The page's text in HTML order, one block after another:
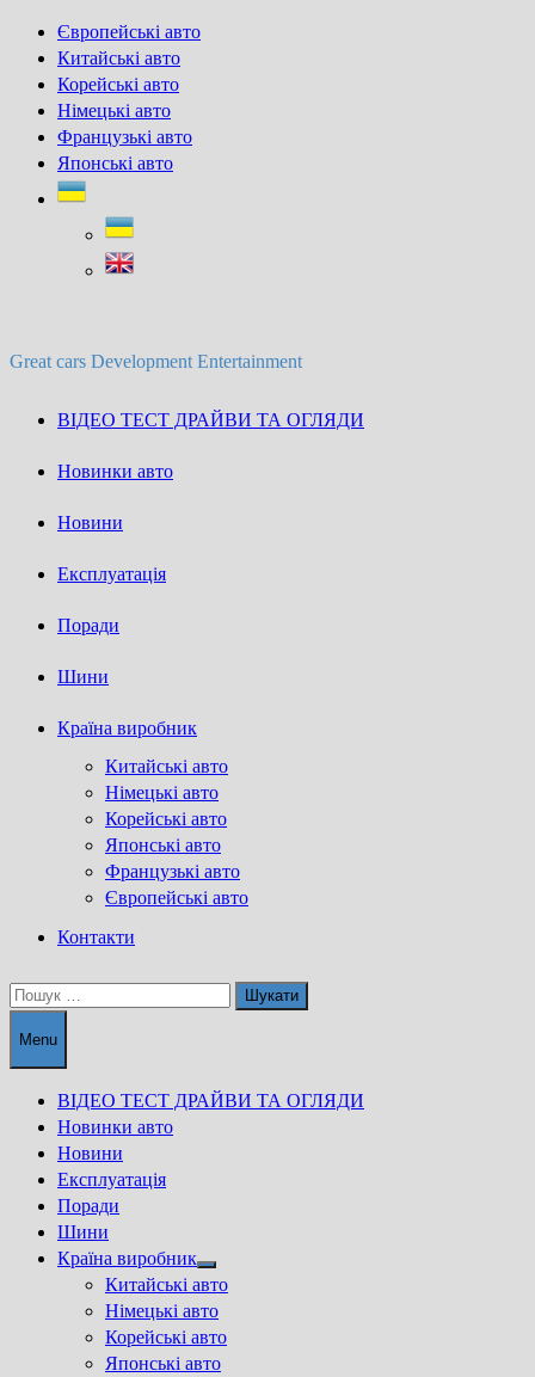
Skip
content
Європейські авто
Китайські авто
Корейські авто
Німецькі авто
Французькі авто
Японські авто
Great cars Development Entertainment
ВІДЕО ТЕСТ ДРАЙВИ ТА ОГЛЯДИ
Новинки авто
Новини
Експлуатація
Поради
Шини
Країна виробник
Китайські авто
Німецькі авто
Корейські авто
Японські авто
Французькі авто
Європейські авто
Контакти
Пошук:
Menu
ВІДЕО ТЕСТ ДРАЙВИ ТА ОГЛЯДИ
Новинки авто
Новини
Експлуатація
Поради
Шини
Країна виробник
Show
sub
menu
Китайські авто
Німецькі авто
Корейські авто
Японські авто